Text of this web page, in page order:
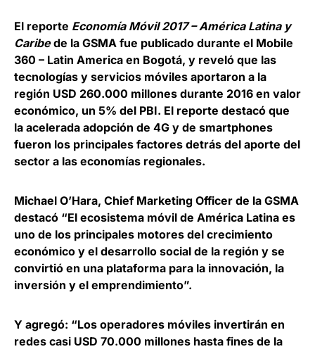
El reporte Economía Móvil 2017 – América Latina y
Caribede la GSMA fue publicado durante el Mobile
360 – Latin America en Bogotá, y reveló que las
tecnologías y servicios móviles aportaron a la
región USD 260.000 millones durante 2016 en valor
económico, un 5% del PBI. El reporte destacó que
la acelerada adopción de 4G y de smartphones
fueron los principales factores detrás del aporte del
sector a las economías regionales.
Michael O’Hara, Chief Marketing Officer de la GSMA
destacó “El ecosistema móvil de América Latina es
uno de los principales motores del crecimiento
económico y el desarrollo social de la región y se
convirtió en una plataforma para la innovación, la
inversión y el emprendimiento”.
Y agregó: “Los operadores móviles invertirán en
redes casi USD 70.000 millones hasta fines de la